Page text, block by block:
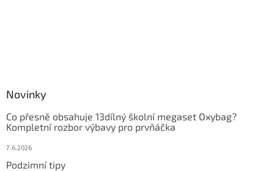
Novinky
Co přesně obsahuje 13dílný školní megaset Oxybag?
Kompletní rozbor výbavy pro prvňáčka
7.6.2026
Podzimní tipy